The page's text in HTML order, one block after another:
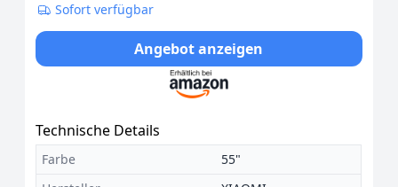
Sofort verfügbar
Angebot anzeigen
Technische Details
Farbe
55"